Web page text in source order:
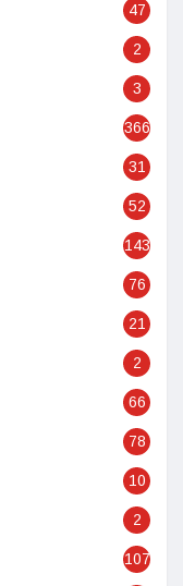
47
2
3
366
31
52
143
76
21
2
66
78
10
2
107